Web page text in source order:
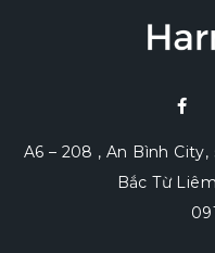
A6 – 208 , An Bình
Bắc Từ